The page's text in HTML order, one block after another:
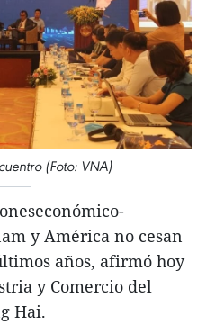
(Foto: VNA)
y América no cesan
años, afirmó hoy
y Comercio del
Hai.